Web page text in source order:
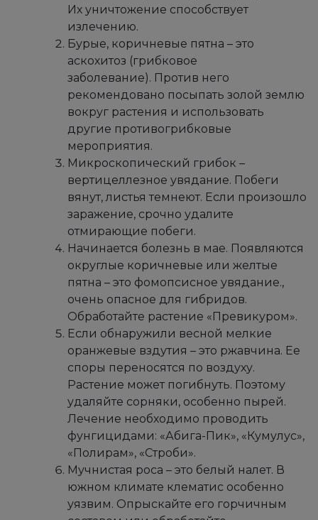
Их уничтожение способствует
излечению.
Бурые, коричневые пятна – это
аскохитоз (грибковое
заболевание). Против него
рекомендовано посыпать золой землю
вокруг растения и использовать
другие противогрибковые
мероприятия.
Микроскопический грибок –
вертицеллезное увядание. Побеги
вянут, листья темнеют. Если произошло
заражение, срочно удалите
отмирающие побеги.
Начинается болезнь в мае. Появляются
округлые коричневые или желтые
пятна – это фомопсисное увядание.,
очень опасное для гибридов.
Обработайте растение «Превикуром».
Если обнаружили весной мелкие
оранжевые вздутия – это ржавчина. Ее
споры переносятся по воздуху.
Растение может погибнуть. Поэтому
удаляйте сорняки, особенно пырей.
Лечение необходимо проводить
фунгицидами: «Абига-Пик», «Кумулус»,
«Полирам», «Строби».
Мучнистая роса – это белый налет. В
южном климате клематис особенно
уязвим. Опрыскайте его горчичным